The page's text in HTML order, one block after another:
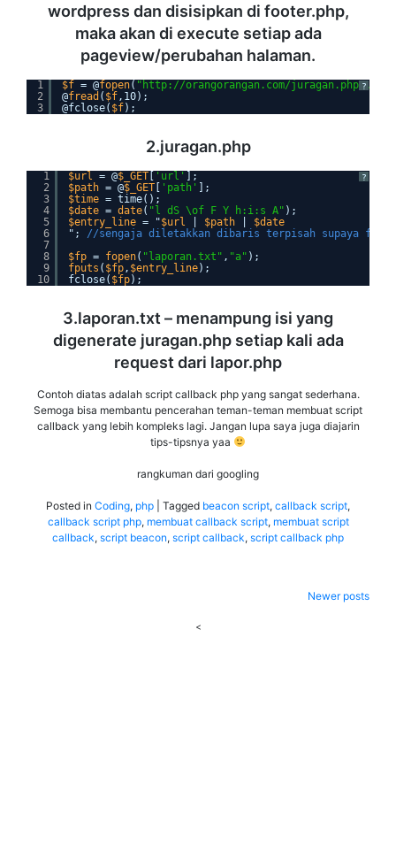
wordpress dan disisipkan di footer.php,
maka akan di execute setiap ada
pageview/perubahan halaman.
?
1
2
3
$f = @fopen( "http://orangorangan.com/
@fread ( $f ,10);
@fclose( $f);
2.juragan.php
?
1
2
3
4
5
6
7
8
9
10
$url = @$_GET [ 'url' ];
$path = @$_GET [ 'path' ];
$time = time();
$date = date( "l dS \of F Y h:i:s A" );
$entry_line = "$url $path
$date
"; //sengaja diletakkan dibaris terpisah supaya file
$fp = fopen( "laporan.txt" , "a" );
fputs ( $fp , $entry_line);
fclose( $fp);
3.laporan.txt – menampung isi yang
digenerate juragan.php setiap kali ada
request dari lapor.php
Contoh diatas adalah script callback php yang sangat sederhana.
Semoga bisa membantu pencerahan teman-teman membuat script
callback yang lebih kompleks lagi. Jangan lupa saya juga diajarin
tips-tipsnya yaa
rangkuman dari googling
Posted in Coding, php Tagged beacon script, callback script,
callback script php, membuat callback script, membuat script
callback, script beacon, script callback, script callback php
Newer posts
<